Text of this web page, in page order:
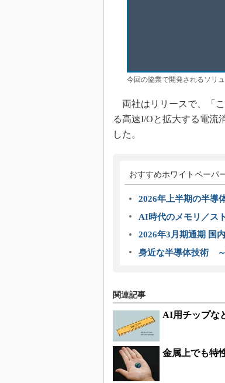
今回の協業で開発されるソリ
両社はリリースで、「
る高速I/Oと拡大する電流
した。
おすすめホワイトペーパ
2026年上半期の半導
AI時代のメモリ／ス
2026年3月期通期 国
身近な半導体技術 ～
関連記事
AI用チップな
金属上でも特